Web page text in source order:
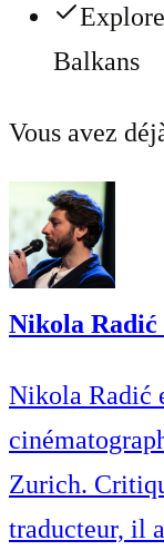
Balkans
Vous avez
Nikola Radić
Nikola Radić
Zurich.
traducteur, il